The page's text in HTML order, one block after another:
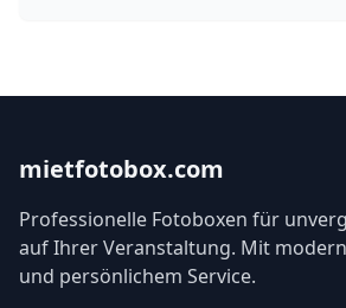
mietfotobox.com
Professionelle Fotoboxen für
auf Ihrer Veranstaltung. Mit
und persönlichem Service.